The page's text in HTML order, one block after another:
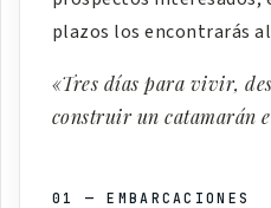
plazos los encontrarás
«Tres días para vivir,
construir un catamarán
01 — EMBARCACIONES